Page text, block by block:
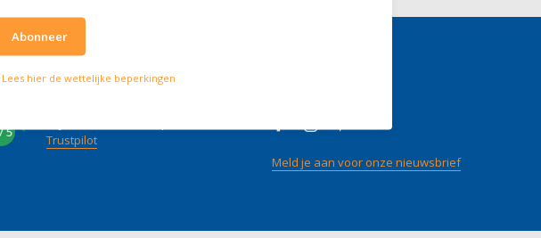
onze klanten zeggen
5
Trustpilot
Meld je aan voor onze nieuwsbrief
Abonneer
hier de wettelijke beperkingen